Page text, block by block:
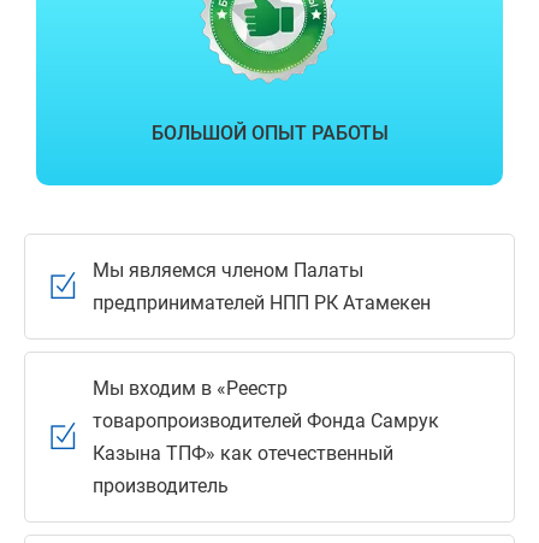
БОЛЬШОЙ ОПЫТ РАБОТЫ
Мы являемся членом Палаты
предпринимателей НПП РК Атамекен
Мы входим в «Реестр
товаропроизводителей Фонда Самрук
Казына ТПФ» как отечественный
производитель